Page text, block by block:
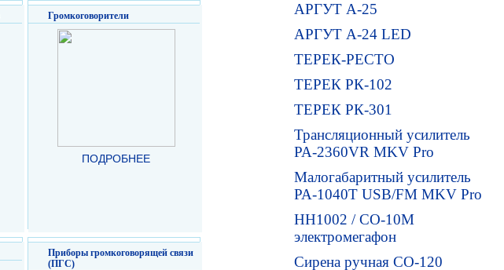
АРГУТ А-25
АРГУТ А-24 LED
ТЕРЕК-РЕСТО
ТЕРЕК РК-102
ТЕРЕК РК-301
Трансляционный усилитель
PA-2360VR MKV Pro
Малогабаритный усилитель
PA-1040T USB/FM MKV Pro
HH1002 / СО-10М
электромегафон
Сирена ручная СО-120
Громкоговорители
ПОДРОБНЕЕ
Приборы громкоговорящей связи
(ПГС)